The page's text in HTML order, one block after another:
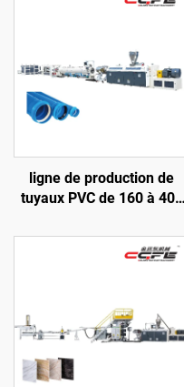
ligne de production de
tuyaux PVC de 160 à 400